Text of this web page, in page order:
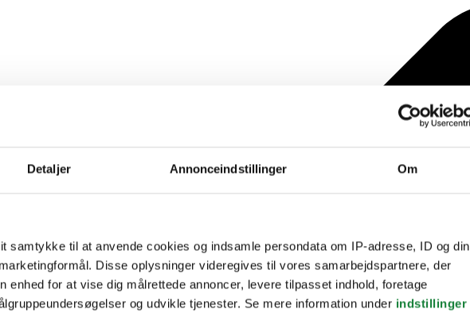
Detaljer Annonceindstillinger Om
samtykke til at anvende cookies og indsamle persondata om IP-adresse, ID og din
Disse oplysninger videregives til vores samarbejdspartnere, der
enhed for at vise dig målrettede annoncer, levere tilpasset indhold, foretage
og udvikle tjenester. Se mere information under indstillinger